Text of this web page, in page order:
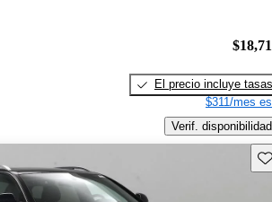
El precio incluye tasas
$311/mes
Verif. disponibilidad